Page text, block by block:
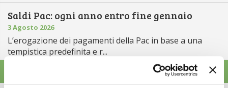
Saldi Pac: ogni anno entro fine gennaio
3 Agosto 2026
L’erogazione dei pagamenti della Pac in base a una
tempistica predefinita e r...